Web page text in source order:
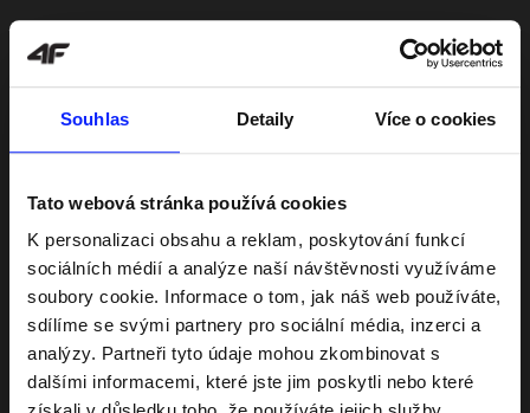
Souhlas Detaily Více o cookies
Tato webová stránka používá cookies
K personalizaci obsahu a reklam, poskytování funkcí
sociálních médií a analýze naší návštěvnosti využíváme
soubory cookie. Informace o tom, jak náš web používáte,
sdílíme se svými partnery pro sociální média, inzerci a
analýzy. Partneři tyto údaje mohou zkombinovat s
dalšími informacemi, které jste jim poskytli nebo které